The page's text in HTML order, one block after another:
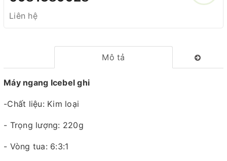
Liên hệ
Mô tả
Máy ngang Icebel ghi
-Chất liệu: Kim loại
- Trọng lượng: 220g
- Vòng tua: 6:3:1